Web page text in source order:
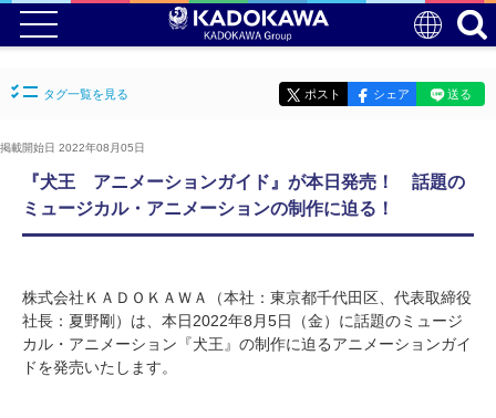
タグ一覧を見る ポスト シェア 送る
掲載開始日 2022年08月05日
『犬王 アニメーションガイド』が本日発売！ 話題の
ミュージカル・アニメーションの制作に迫る！
株式会社ＫＡＤＯＫＡＷＡ（本社：東京都千代田区、代表取締役
社長：夏野剛）は、本日2022年8月5日（金）に話題のミュージ
カル・アニメーション『犬王』の制作に迫るアニメーションガイ
ドを発売いたします。